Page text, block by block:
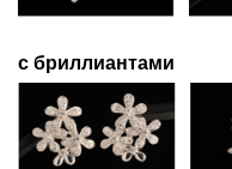
с бриллиантами